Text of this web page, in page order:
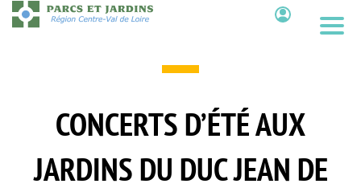
Aller
au
CONCERTS D’ÉTÉ AUX
JARDINS DU DUC JEAN DE